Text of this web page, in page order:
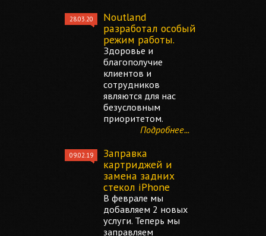
28.03.20
Noutland
разработал особый
режим работы.
Здоровье и
благополучие
клиентов и
сотрудников
являются для нас
безусловным
приоритетом.
Подробнее...
09.02.19
Заправка
картриджей и
замена задних
стекол iPhone
В феврале мы
добавляем 2 новых
услуги. Теперь мы
заправляем